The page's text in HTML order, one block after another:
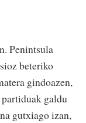
Penintsula
beteriko
gindoazen,
galdu
gutxiago izan,